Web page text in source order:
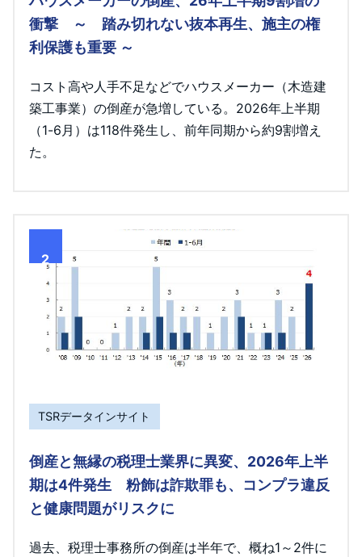
衝撃 ～ 踏み切れない抜本再生、施主の権
利保護も重要 ～
コスト高や人手不足などでハウスメーカー（木造建
築工事業）の倒産が急増している。2026年上半期
（1-6月）は118件発生し、前年同期から約9割増え
た。
2
TSRデータインサイト
倒産と無縁の税理士業界に異変、2026年上半
期は4件発生 粉飾は詐欺罪も、コンプラ違反
と健康問題がリスクに
過去、税理士事務所の倒産は半年で、概ね1～2件に